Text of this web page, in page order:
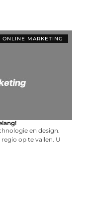
ONLINE MARKETING
en design.
op te vallen. U